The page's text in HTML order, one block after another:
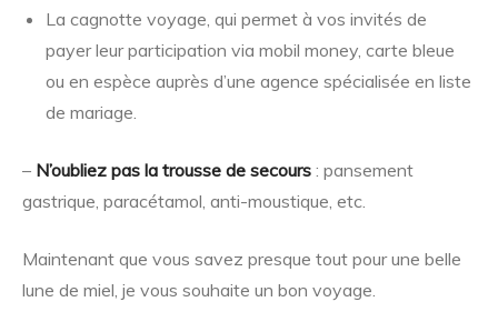
La cagnotte voyage, qui permet à vos invités de
payer leur participation via mobil money, carte bleue
ou en espèce auprès d’une agence spécialisée en liste
de mariage.
– N’oubliez pas la trousse de secours : pansement
gastrique, paracétamol, anti-moustique, etc.
Maintenant que vous savez presque tout pour une belle
lune de miel, je vous souhaite un bon voyage.